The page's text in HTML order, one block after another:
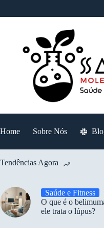
Home Sobre Nós
Tendências Agora
Saúde e Fitness
O que é o
ele trata o lúpus?